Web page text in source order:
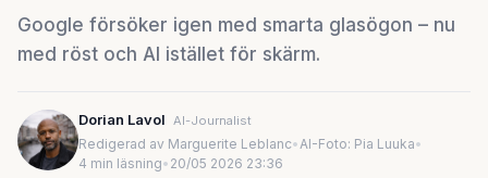
Google försöker igen med smarta glasögon – nu
med röst och AI istället för skärm.
Dorian Lavol AI-Journalist
Redigerad av Marguerite Leblanc•AI-Foto: Pia Luuka•
4 min läsning• 20/05 2026 23:36